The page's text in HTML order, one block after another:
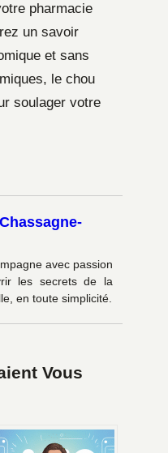
pharmacie
un savoir
et sans
le chou
soulager votre
avec passion
les secrets de la
en toute simplicité.
Vous